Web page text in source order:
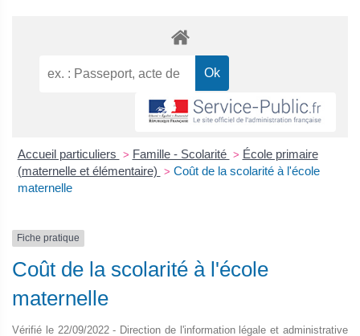
Accueil particuliers > Famille - Scolarité > École primaire
(maternelle et élémentaire) > Coût de la scolarité à l'école
maternelle
Fiche pratique
Coût de la scolarité à l'école
maternelle
Vérifié le 22/09/2022 - Direction de l'information légale et administrative